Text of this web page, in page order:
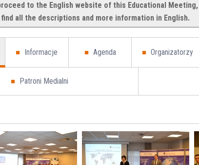
to the English website of this Educational Meeting,
all the descriptions and more information in English.
Informacje Agenda Organizatorzy
Patroni Medialni